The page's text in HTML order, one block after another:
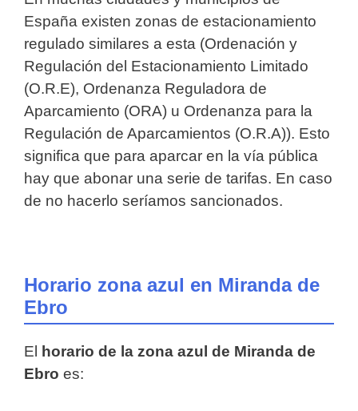
España existen zonas de estacionamiento
regulado similares a esta (Ordenación y
Regulación del Estacionamiento Limitado
(O.R.E), Ordenanza Reguladora de
Aparcamiento (ORA) u Ordenanza para la
Regulación de Aparcamientos (O.R.A)). Esto
significa que para aparcar en la vía pública
hay que abonar una serie de tarifas. En caso
de no hacerlo seríamos sancionados.
Horario zona azul en Miranda de
Ebro
El horario de la zona azul de Miranda de
Ebro es: